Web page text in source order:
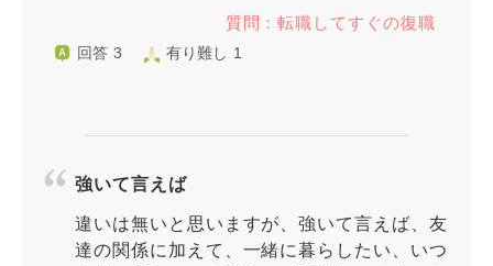
質問：転職してすぐの復職
回答 3 有り難し 1
強いて言えば
違いは無いと思いますが、強いて言えば、友
達の関係に加えて、一緒に暮らしたい、いつ